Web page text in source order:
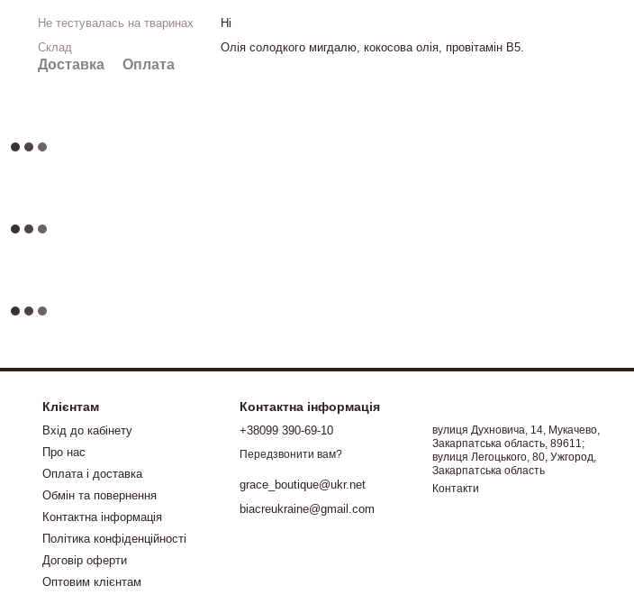
Не тестувалась на тваринах
Ні
Склад
Олія солодкого мигдалю, кокосова олія, провітамін B5.
Доставка Оплата
Клієнтам
Вхід до кабінету
Про нас
Оплата і доставка
Обмін та повернення
Контактна інформація
Політика конфіденційності
Договір оферти
Оптовим клієнтам
Контактна інформація
+38099 390-69-10
Передзвонити вам?
grace_boutique@ukr.net
biacreukraine@gmail.com
вулиця Духновича, 14, Мукачево,
Закарпатська область, 89611;
вулиця Легоцького, 80, Ужгород,
Закарпатська область
Контакти